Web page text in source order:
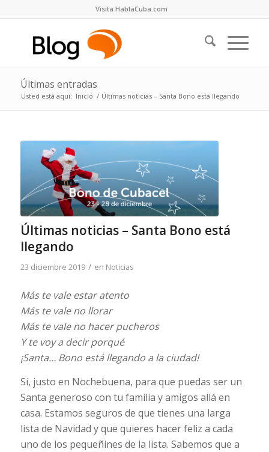
Visita HablaCuba.com
Últimas entradas
Usted está aquí: Inicio / Últimas noticias – Santa Bono está llegando
Últimas noticias – Santa Bono está
llegando
23 diciembre 2019 / en Noticias
Más te vale estar atento
Más te vale no llorar
Más te vale no hacer pucheros
Y te voy a decir porqué
¡Santa… Bono está llegando a la ciudad!
Sí, justo en Nochebuena, para que puedas ser un
Santa generoso con tu familia y amigos allá en
casa. Estamos seguros de que tienes una larga
lista de Navidad y que quieres hacer feliz a cada
uno de los pequeñines de la lista. Sabemos que a